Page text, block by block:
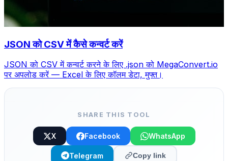
JSON को CSV में कैसे कन्वर्ट करें
JSON को CSV में कन्वर्ट करने के लिए .json को MegaConvert.io
पर अपलोड करें — Excel के लिए कॉलम डेटा, मुफ्त।
SHARE THIS TOOL
X Facebook WhatsApp
Telegram Copy link